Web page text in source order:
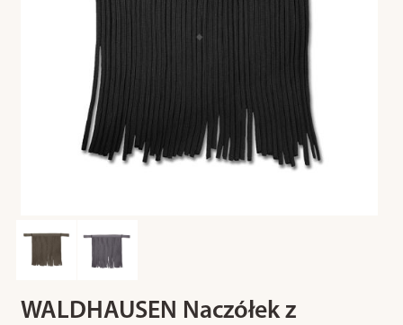
WALDHAUSEN Naczółek z